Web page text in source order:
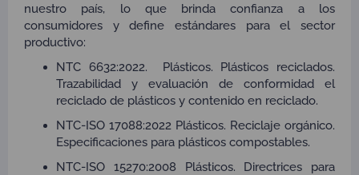
nuestro país, lo que brinda confianza a los
consumidores y define estándares para el sector
productivo:
NTC 6632:2022. Plásticos. Plásticos reciclados.
Trazabilidad y evaluación de conformidad el
reciclado de plásticos y contenido en reciclado.
NTC-ISO 17088:2022 Plásticos. Reciclaje orgánico.
Especificaciones para plásticos compostables.
NTC-ISO 15270:2008 Plásticos. Directrices para